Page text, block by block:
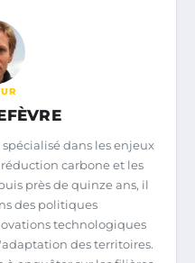
dans les enjeux
carbone et les
près de quinze ans, il
des politiques
technologiques
des territoires.